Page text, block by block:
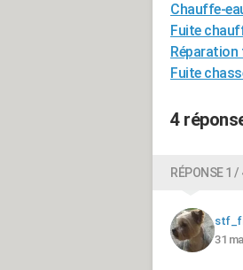
Chauffe-
Fuite
Réparation
Fuite
4
RÉPONSE 1 /
31